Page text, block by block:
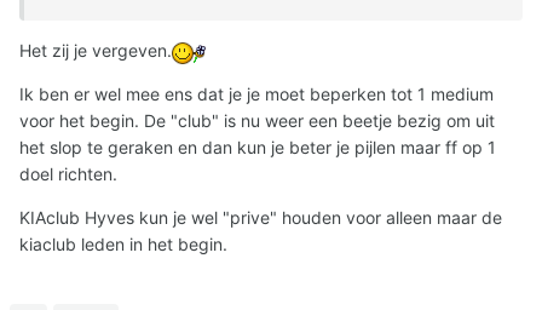
Het zij je vergeven.
Ik ben er wel mee ens dat je je moet beperken tot 1 medium
voor het begin. De "club" is nu weer een beetje bezig om uit
het slop te geraken en dan kun je beter je pijlen maar ff op 1
doel richten.
KIAclub Hyves kun je wel "prive" houden voor alleen maar de
kiaclub leden in het begin.